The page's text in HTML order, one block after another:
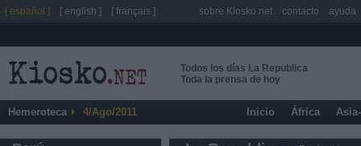
Todos los días La Republica
Toda la prensa de hoy
Hemeroteca 4/Ago/2011 Inicio África
[ español ] [ english ] [ français ] sobre Kiosko.net contacto ayuda